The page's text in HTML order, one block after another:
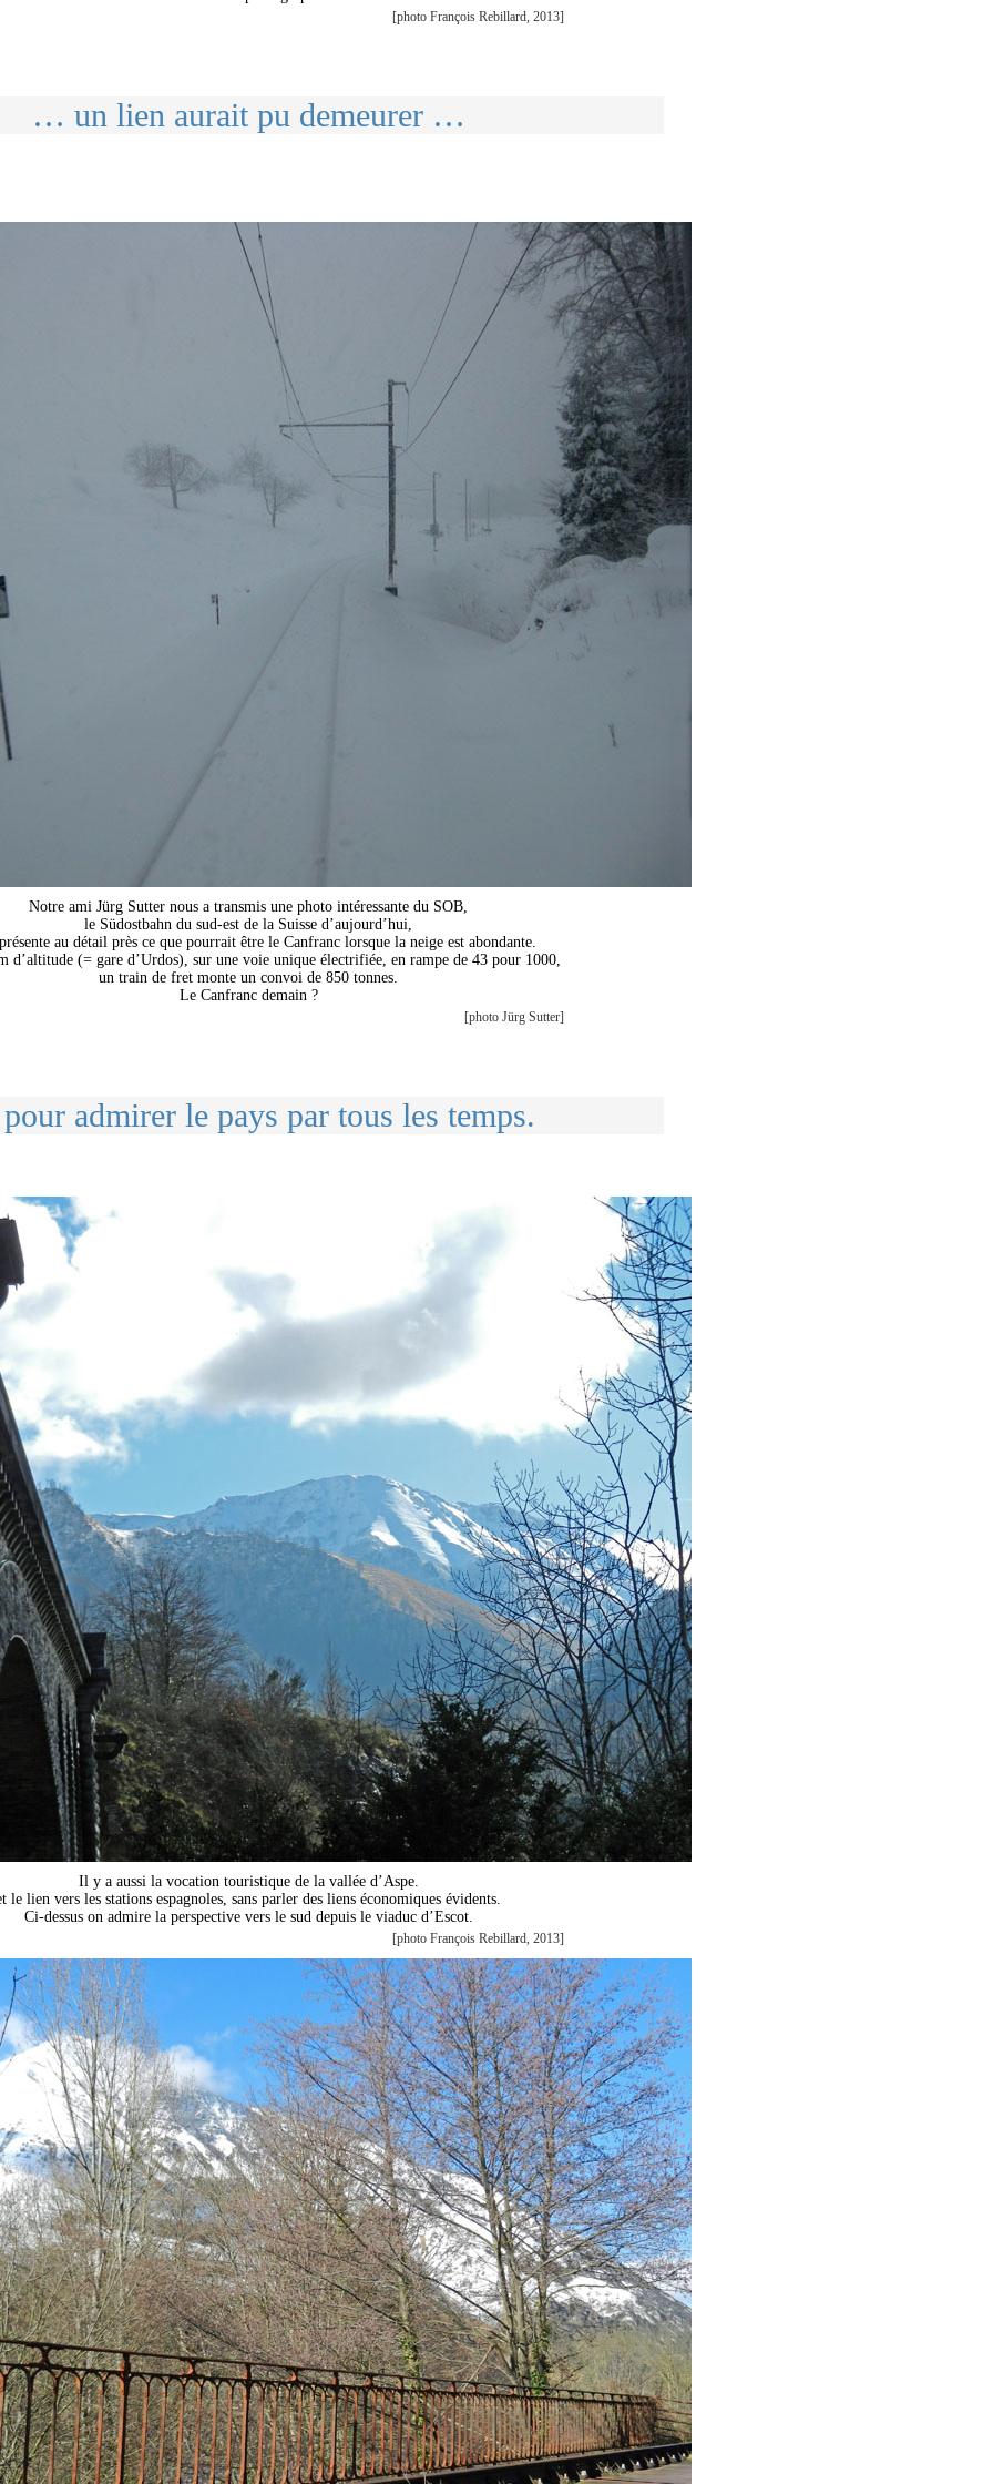
[photo François Rebillard, 2013]
… un lien aurait pu demeurer …
Notre ami Jürg Sutter nous a transmis une photo intéressante du SOB,
le Südostbahn du sud-est de la Suisse d’aujourd’hui,
au détail près ce que pourrait être le Canfranc lorsque la neige est abondante.
d’altitude (= gare d’Urdos), sur une voie unique électrifiée, en rampe de 43 pour 1000,
un train de fret monte un convoi de 850 tonnes.
Le Canfranc demain ?
[photo Jürg Sutter]
admirer le pays par tous les temps.
Il y a aussi la vocation touristique de la vallée d’Aspe.
le lien vers les stations espagnoles, sans parler des liens économiques évidents.
Ci-dessus on admire la perspective vers le sud depuis le viaduc d’Escot.
[photo François Rebillard, 2013]